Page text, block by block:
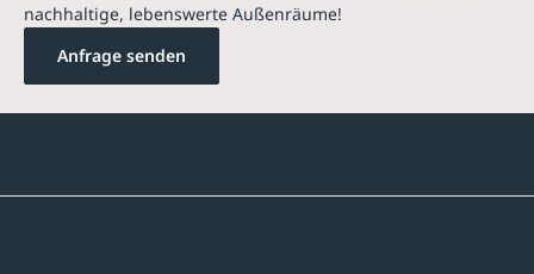
nachhaltige, lebenswerte Außenräume!
Anfrage senden